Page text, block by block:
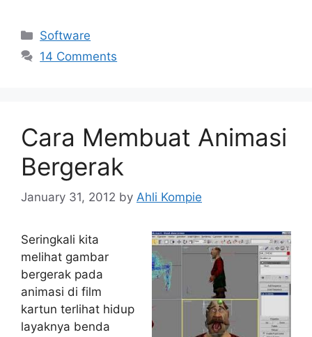
Categories
Software
14 Comments
Cara Membuat Animasi
Bergerak
January 31, 2012 by Ahli Kompie
Seringkali kita
melihat gambar
bergerak pada
animasi di film
kartun terlihat hidup
layaknya benda